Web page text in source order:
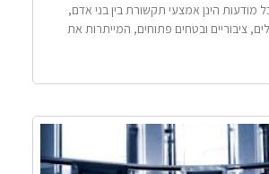
מודעות הינן אמצעי תקשורת בין בני אדם,
ציבוריים ובטחים פתוחים, המייתרות את